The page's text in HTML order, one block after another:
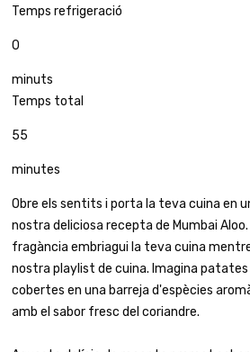
Temps refrigeració
0
minuts
Temps total
55
minutes
Obre els sentits i porta la teva cuina en
nostra deliciosa recepta de Mumbai Aloo.
fragància embriagui la teva cuina
nostra playlist de cuina. Imagina
cobertes en una barreja d'espècies
amb el sabor fresc del coriandre.